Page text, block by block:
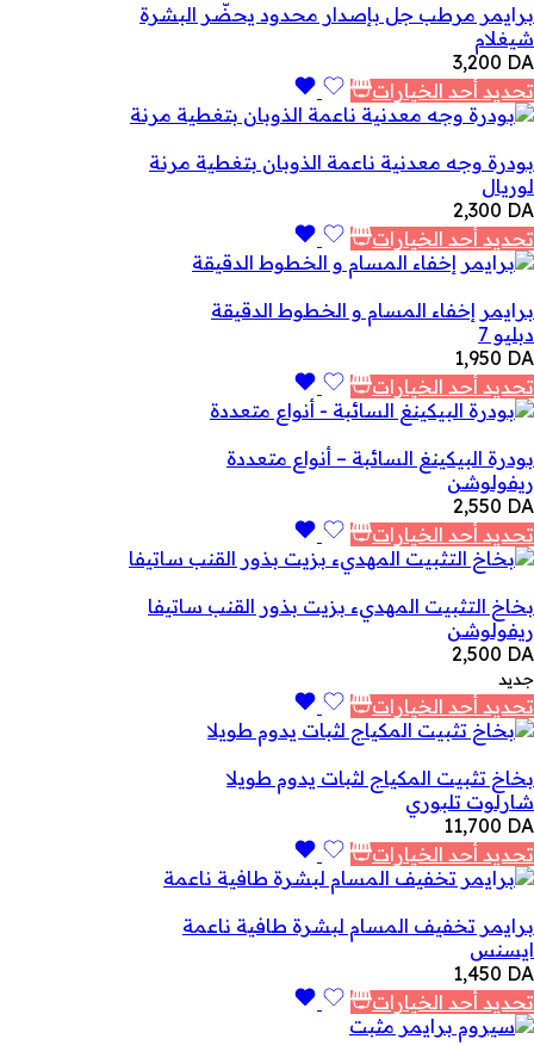
برايمر مرطب جل بإصدار محدود يحضّر البشرة
شيغلام
3,200 DA
تحديد أحد الخيارات
بودرة وجه معدنية ناعمة الذوبان بتغطية مرنة
لوريال
2,300 DA
تحديد أحد الخيارات
برايمر إخفاء المسام و الخطوط الدقيقة
دبليو 7
1,950 DA
تحديد أحد الخيارات
بودرة البيكينغ السائبة – أنواع متعددة
ريفولوشن
2,550 DA
تحديد أحد الخيارات
بخاخ التثبيت المهديء بزيت بذور القنب ساتيفا
ريفولوشن
2,500 DA
جديد
تحديد أحد الخيارات
بخاخ تثبيت المكياج لثبات يدوم طويلا
شارلوت تلبوري
11,700 DA
تحديد أحد الخيارات
برايمر تخفيف المسام لبشرة طافية ناعمة
ايسنس
1,450 DA
تحديد أحد الخيارات